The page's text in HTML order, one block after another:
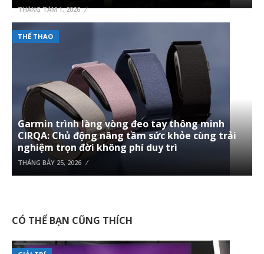
360 ĐỘ
THÁNG TÁM 1, 2026
THỂ THAO
Garmin trình làng vòng đeo tay thông minh
CIRQA: Chủ động nâng tầm sức khỏe cùng trải
nghiệm trọn đời không phí duy trì
THÁNG BẢY 25, 2026
CÓ THỂ BẠN CŨNG THÍCH